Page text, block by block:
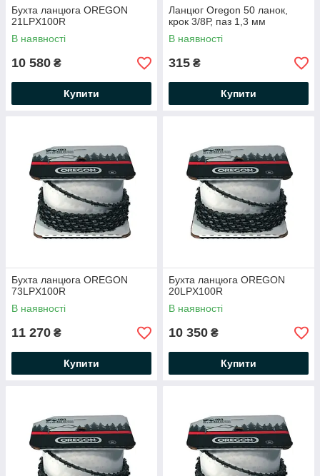
Бухта ланцюга OREGON
21LPX100R
В наявності
10 580 ₴
Купити
Ланцюг Oregon 50 ланок,
крок 3/8Р, паз 1,3 мм
В наявності
315 ₴
Купити
Бухта ланцюга OREGON
73LPX100R
В наявності
11 270 ₴
Купити
Бухта ланцюга OREGON
20LPX100R
В наявності
10 350 ₴
Купити